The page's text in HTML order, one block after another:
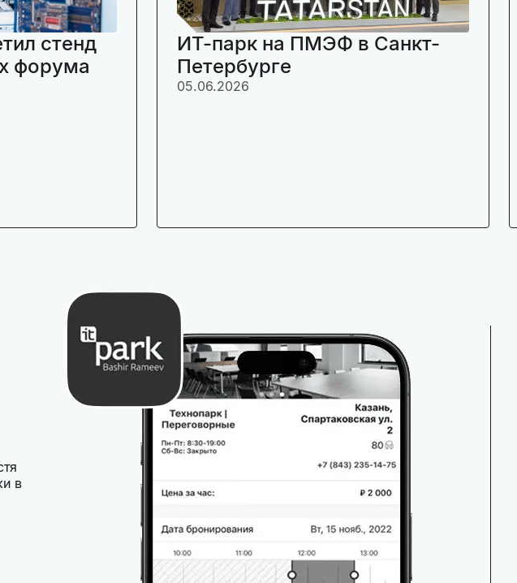
стенд
форума
ИТ-парк на ПМЭФ в Санкт-
Петербурге
05.06.2026
в